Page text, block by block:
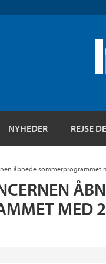
NYHEDER REJSE
åbnede sommerprogrammet
MED